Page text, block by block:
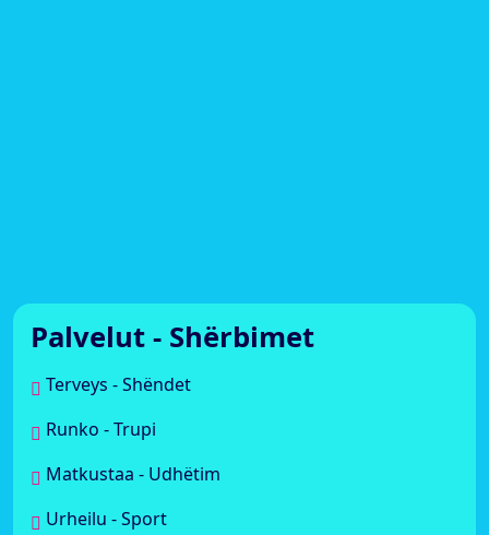
Palvelut - Shërbimet
Terveys - Shëndet
Runko - Trupi
Matkustaa - Udhëtim
Urheilu - Sport